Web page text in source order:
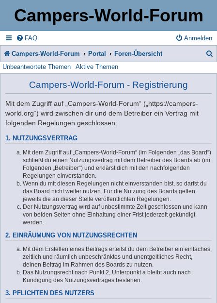
Campers-World-Forum
FAQ Anmelden
Campers-World-Forum Portal Foren-Übersicht
Unbeantwortete Themen Aktive Themen
Campers-World-Forum - Registrierung
Mit dem Zugriff auf „Campers-World-Forum“ („https://campers-
world.org“) wird zwischen dir und dem Betreiber ein Vertrag mit
folgenden Regelungen geschlossen:
1. NUTZUNGSVERTRAG
Mit dem Zugriff auf „Campers-World-Forum“ (im Folgenden „das Board“)
schließt du einen Nutzungsvertrag mit dem Betreiber des Boards ab (im
Folgenden „Betreiber“) und erklärst dich mit den nachfolgenden
Regelungen einverstanden.
Wenn du mit diesen Regelungen nicht einverstanden bist, so darfst du
das Board nicht weiter nutzen. Für die Nutzung des Boards gelten
jeweils die an dieser Stelle veröffentlichten Regelungen.
Der Nutzungsvertrag wird auf unbestimmte Zeit geschlossen und kann
von beiden Seiten ohne Einhaltung einer Frist jederzeit gekündigt
werden.
2. EINRÄUMUNG VON NUTZUNGSRECHTEN
Mit dem Erstellen eines Beitrags erteilst du dem Betreiber ein einfaches,
zeitlich und räumlich unbeschränktes und unentgeltliches Recht,
deinen Beitrag im Rahmen des Boards zu nutzen.
Das Nutzungsrecht nach Punkt 2, Unterpunkt a bleibt auch nach
Kündigung des Nutzungsvertrages bestehen.
3. PFLICHTEN DES NUTZERS